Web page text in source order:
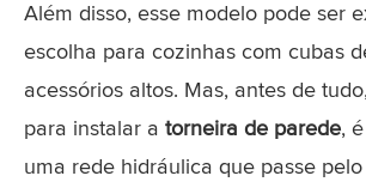
Além disso, esse modelo pode ser
escolha para cozinhas com cubas
acessórios altos. Mas, antes de
para instalar a torneira de parede,
uma rede hidráulica que passe